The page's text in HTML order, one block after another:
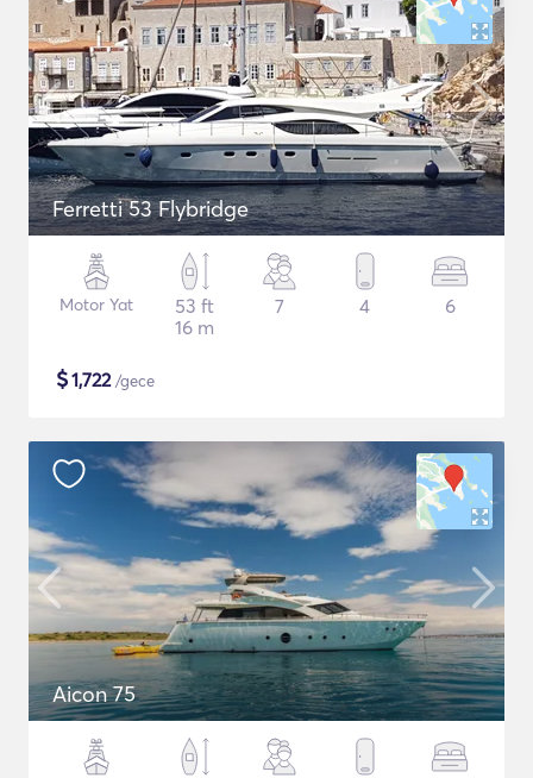
Ferretti 53 Flybridge
Motor Yat
53 ft
16 m
7 4 6
$1,722/gece
Aicon 75